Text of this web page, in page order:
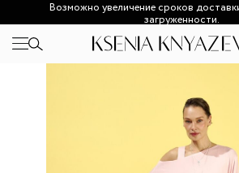
Возможно увеличение сроков
загруженности.